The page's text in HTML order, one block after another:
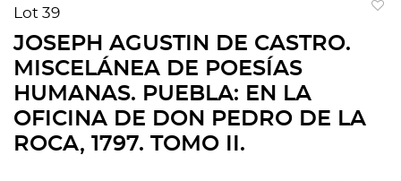
Lot 39
JOSEPH AGUSTIN DE CASTRO.
MISCELÁNEA DE POESÍAS
HUMANAS. PUEBLA: EN LA
OFICINA DE DON PEDRO DE LA
ROCA, 1797. TOMO II.